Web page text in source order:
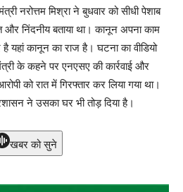
नरोत्तम मिश्रा ने बुधवार को सीधी पेशाब
निंदनीय बताया था। कानून अपना काम
यहां कानून का राज है। घटना का वीडियो
के कहने पर एनएसए की कार्रवाई और
को रात में गिरफ्तार कर लिया गया था।
ने उसका घर भी तोड़ दिया है।
खबर को सुने